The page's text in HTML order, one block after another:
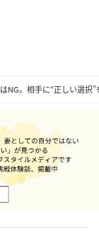
NG。相手に“正しい選